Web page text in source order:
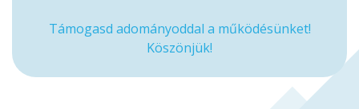
Támogasd adományoddal a működésünket!
Köszönjük!